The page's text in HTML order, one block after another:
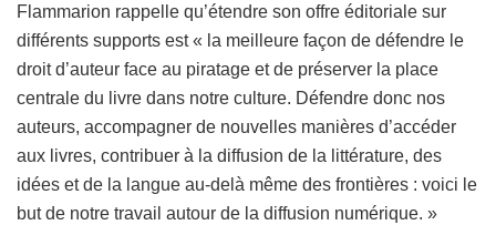
Flammarion rappelle qu’étendre son offre éditoriale sur
différents supports est « la meilleure façon de défendre le
droit d’auteur face au piratage et de préserver la place
centrale du livre dans notre culture. Défendre donc nos
auteurs, accompagner de nouvelles manières d’accéder
aux livres, contribuer à la diffusion de la littérature, des
idées et de la langue au-delà même des frontières : voici le
but de notre travail autour de la diffusion numérique. »